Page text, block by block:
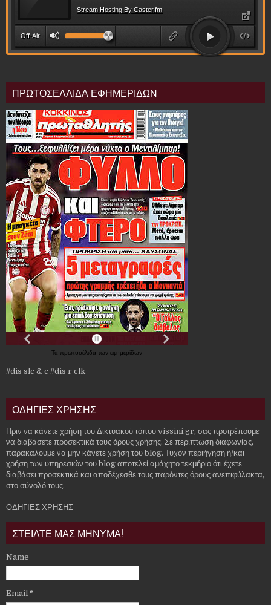
ΠΡΩΤΟΣΕΛΛΙΔΑ ΕΦΗΜΕΡΙΔΩΝ
Τα πρωτοσέλιδα των εφημερίδων
//dis slc & c //dis r clk
ΟΔΗΓΙΕΣ ΧΡΗΣΗΣ
Πριν να κάνετε χρήση του Δικτυακού τόπου vissini.gr, σας προτρέπουμε
να διαβάσετε προσεκτικά τους όρους χρήσης. Σε περίπτωση διαφωνίας,
παρακαλούμε να μην κάνετε χρήση του blog. Τυχόν περιήγηση ή/και
χρήση των υπηρεσιών του blog αποτελεί αμάχητο τεκμήριο ότι έχετε
διαβάσει προσεκτικά και αποδέχεσθε τους παρόντες όρους ανεπιφύλακτα,
στο σύνολό τους.
ΟΔΗΓΙΕΣ ΧΡΗΣΗΣ
ΣΤΕΙΛΤΕ ΜΑΣ ΜΗΝΥΜΑ!
Name
Email *